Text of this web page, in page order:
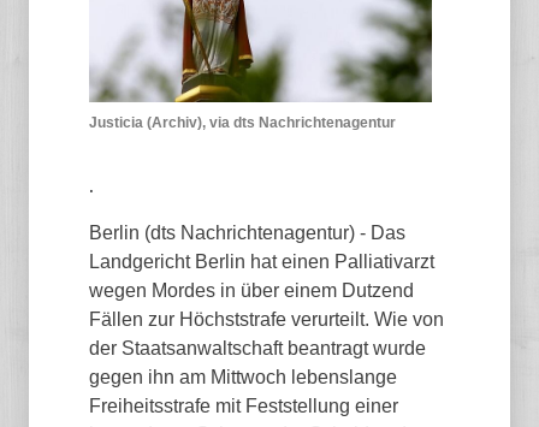
Justicia (Archiv), via dts Nachrichtenagentur
.
Berlin (dts Nachrichtenagentur) - Das
Landgericht Berlin hat einen Palliativarzt
wegen Mordes in über einem Dutzend
Fällen zur Höchststrafe verurteilt. Wie von
der Staatsanwaltschaft beantragt wurde
gegen ihn am Mittwoch lebenslange
Freiheitsstrafe mit Feststellung einer